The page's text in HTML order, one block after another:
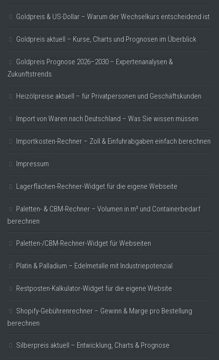
Goldpreis & US-Dollar – Warum der Wechselkurs entscheidend ist
Goldpreis aktuell – Kurse, Charts und Prognosen im Überblick
Goldpreis Prognose 2026–2030 – Expertenanalysen &
Zukunftstrends
Heizölpreise aktuell – für Privatpersonen und Geschäftskunden
Import von Waren nach Deutschland – Was Sie wissen müssen
Importkosten-Rechner – Zoll & Einfuhrabgaben einfach berechnen
Impressum
Lagerflächen-Rechner-Widget für die eigene Webseite
Paletten- & CBM-Rechner – Volumen in m³ und Containerbedarf
berechnen
Paletten-/CBM-Rechner-Widget für Webseiten
Platin & Palladium – Edelmetalle mit Industriepotenzial
Restposten-Kalkulator-Widget für die eigene Website
Shopify-Gebührenrechner – Gewinn & Marge pro Bestellung
berechnen
Silberpreis aktuell – Entwicklung, Charts & Prognose